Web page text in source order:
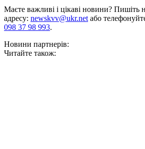
Маєте важливі і цікаві новини? Пишіть
адресу: newskvv@ukr.netабо
098 37 98 993.
Новини партнерів:
Читайте також: